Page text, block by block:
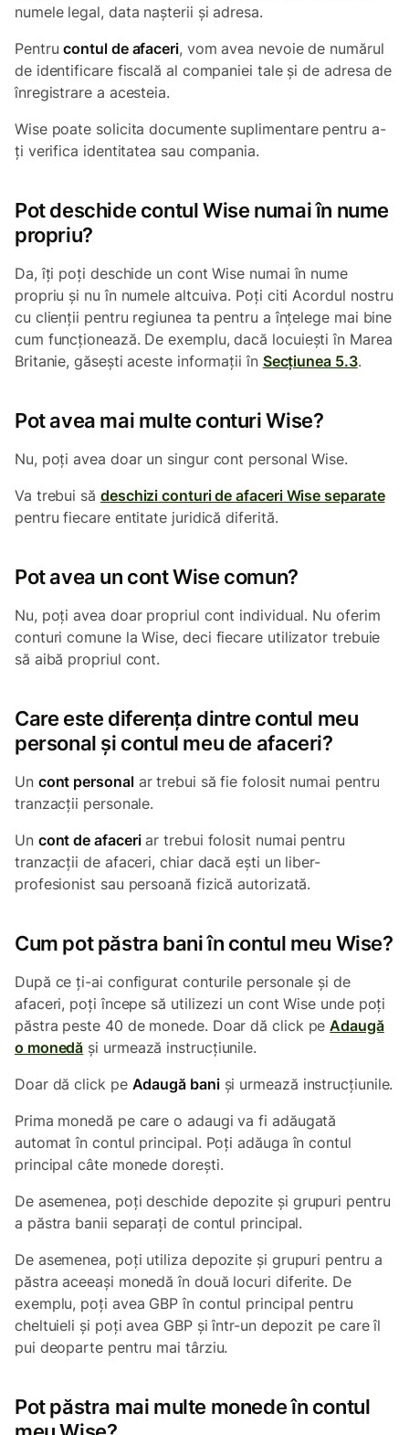
numele legal, data nașterii și adresa.
Pentrucontul de afaceri, vom avea nevoie de numărul
de identificare fiscală al companiei tale și de adresa de
înregistrare a acesteia.
Wise poate solicita documente suplimentare pentru a-
ți verifica identitatea sau compania.
Pot deschide contul Wise numai în nume
propriu?
Da, îți poți deschide un cont Wise numai în nume
propriu și nu în numele altcuiva. Poți citi Acordul nostru
cu clienții pentru regiunea ta pentru a înțelege mai bine
cum funcționează. De exemplu, dacă locuiești în Marea
Britanie, găsești aceste informații în Secțiunea 5.3.
Pot avea mai multe conturi Wise?
Nu, poți avea doar un singur cont personal Wise.
Va trebui să deschizi conturi de afaceri Wise separate
pentru fiecare entitate juridică diferită.
Pot avea un cont Wise comun?
Nu, poți avea doar propriul cont individual. Nu oferim
conturi comune la Wise, deci fiecare utilizator trebuie
să aibă propriul cont.
Care este diferența dintre contul meu
personal și contul meu de afaceri?
Un cont personalar trebui să fie folosit numai pentru
tranzacții personale.
Un cont de afaceriar trebui folosit numai pentru
tranzacții de afaceri, chiar dacă ești un liber-
profesionist sau persoană fizică autorizată.
Cum pot păstra bani în contul meu Wise?
După ce ți-ai configurat conturile personale și de
afaceri, poți începe să utilizezi un cont Wise unde poți
păstra peste 40 de monede. Doar dă click peAdaugă
o monedă și urmează instrucțiunile.
Doar dă click pe Adaugă baniși urmează instrucțiunile.
Prima monedă pe care o adaugi va fi adăugată
automat în contul principal. Poți adăuga în contul
principal câte monede dorești.
De asemenea, poți deschide depozite și grupuri pentru
a păstra banii separați de contul principal.
De asemenea, poți utiliza depozite și grupuri pentru a
păstra aceeași monedă în două locuri diferite. De
exemplu, poți avea GBP în contul principal pentru
cheltuieli și poți avea GBP și într-un depozit pe care îl
pui deoparte pentru mai târziu.
Pot păstra mai multe monede în contul